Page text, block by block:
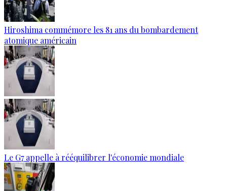
Hiroshima commémore les 81 ans du bombardement
atomique américain
Le G7 appelle à rééquilibrer l'économie mondiale